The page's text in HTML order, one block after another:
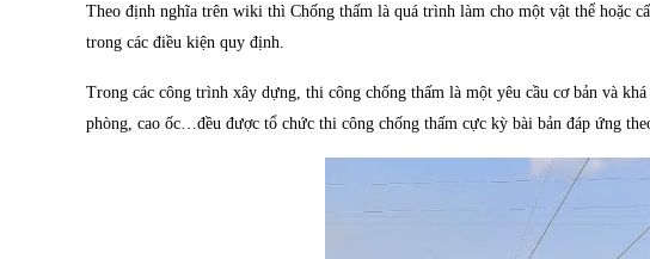
4.3. Phương pháp dùng màng
4.4. Bơm keo gốc Epoxy
4.5. Quét dung dịch
4.7. Phương pháp dùng băng cản nước
Theo định nghĩa trên wiki thì Chống thấm là quá trình làm cho một vật thể hoặc
trong các điều kiện quy định.
Trong các công trình xây dựng, thi công chống thấm là một yêu cầu cơ bản và
phòng, cao ốc…đều được tổ chức thi công chống thấm cực kỳ bài bản đáp ứng